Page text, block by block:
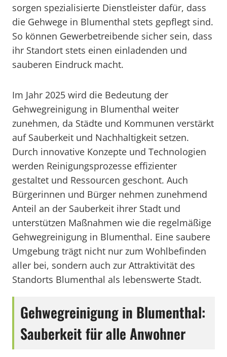
sorgen spezialisierte Dienstleister dafür, dass
die Gehwege in Blumenthal stets gepflegt sind.
So können Gewerbetreibende sicher sein, dass
ihr Standort stets einen einladenden und
sauberen Eindruck macht.
Im Jahr 2025 wird die Bedeutung der
Gehwegreinigung in Blumenthal weiter
zunehmen, da Städte und Kommunen verstärkt
auf Sauberkeit und Nachhaltigkeit setzen.
Durch innovative Konzepte und Technologien
werden Reinigungsprozesse effizienter
gestaltet und Ressourcen geschont. Auch
Bürgerinnen und Bürger nehmen zunehmend
Anteil an der Sauberkeit ihrer Stadt und
unterstützen Maßnahmen wie die regelmäßige
Gehwegreinigung in Blumenthal. Eine saubere
Umgebung trägt nicht nur zum Wohlbefinden
aller bei, sondern auch zur Attraktivität des
Standorts Blumenthal als lebenswerte Stadt.
Gehwegreinigung in Blumenthal:
Sauberkeit für alle Anwohner